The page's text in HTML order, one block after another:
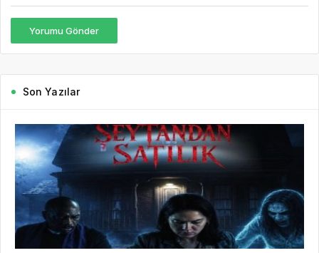
Yorumu Gönder
Son Yazılar